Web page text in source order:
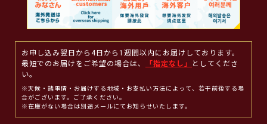
お申し込み翌日から4日から1週間以内にお届けしております。
最短でのお届けをご希望の場合は、
「指定なし」
としてくださ
い。
※天候・諸事情・お届けする地域・お支払い方法によって、若干前後する場
合がございます。ご了承ください。
※在庫がない場合は別途メールにてお知らせいたします。